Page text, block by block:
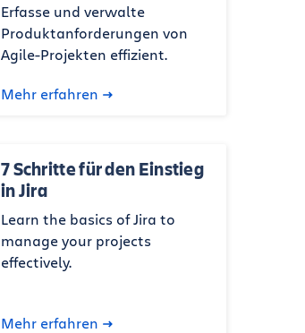
Erfasse und verwalte
Produktanforderungen von
Agile-Projekten effizient.
Mehr erfahren
7 Schritte für den Einstieg
in Jira
Learn the basics of Jira to
manage your projects
effectively.
Mehr erfahren